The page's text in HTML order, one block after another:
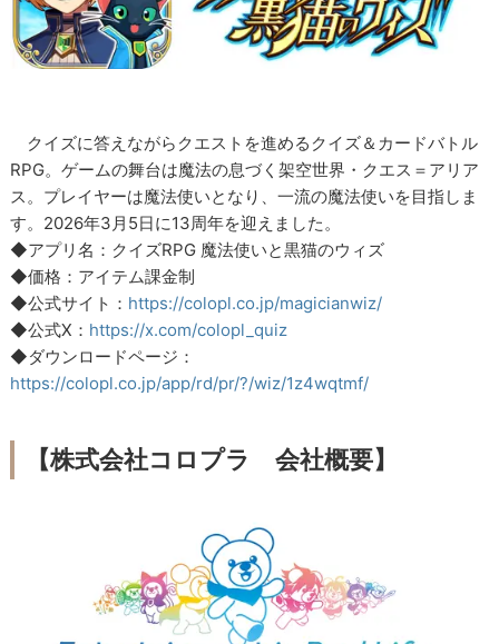
クイズに答えながらクエストを進めるクイズ＆カードバトル
RPG。ゲームの舞台は魔法の息づく架空世界・クエス＝アリア
ス。プレイヤーは魔法使いとなり、一流の魔法使いを目指しま
す。2026年3月5日に13周年を迎えました。
◆アプリ名：クイズRPG 魔法使いと黒猫のウィズ
◆価格：アイテム課金制
◆公式サイト： https://colopl.co.jp/magicianwiz/
◆公式X： https://x.com/colopl_quiz
◆ダウンロードページ：
https://colopl.co.jp/app/rd/pr/?/wiz/1z4wqtmf/
【株式会社コロプラ 会社概要】